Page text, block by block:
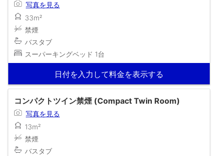
写真を見る
33m²
禁煙
バスタブ
スーパーキングベッド 1台
日付を入力して料金を表示する
コンパクトツイン禁煙 (Compact Twin Room)
写真を見る
13m²
禁煙
バスタブ